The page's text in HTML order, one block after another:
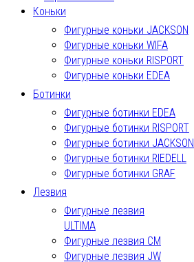
Коньки
Фигурные коньки JACKSON
Фигурные коньки WIFA
Фигурные коньки RISPORT
Фигурные коньки EDEA
Ботинки
Фигурные ботинки EDEA
Фигурные ботинки RISPORT
Фигурные ботинки JACKSON
Фигурные ботинки RIEDELL
Фигурные ботинки GRAF
Лезвия
Фигурные лезвия
ULTIMA
Фигурные лезвия СМ
Фигурные лезвия JW